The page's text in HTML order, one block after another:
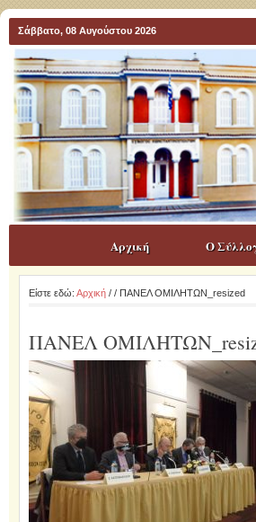
Σάββατο, 08 Αυγούστου 2026
Αρχική Ο
Είστε εδώ: Αρχική/ / ΠΑΝΕΛ ΟΜΙΛΗΤΩΝ_resized
ΠΑΝΕΛ